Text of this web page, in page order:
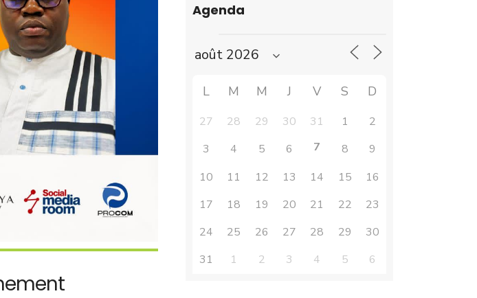
Agenda
L M M J V S D
27 28 29 30 31 1
2
3
4 5 6 7 8
9
10
11 12 13 14 15
16
17
18 19 20 21 22
23
24
25 26 27 28 29
30
31
1 2 3 4 5 6